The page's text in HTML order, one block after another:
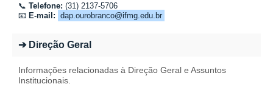
📞 Telefone: (31) 2137-5706
📧 E-mail: dap.ourobranco@ifmg.edu.br
➔ Direção Geral
Informações relacionadas à Direção Geral e Assuntos
Institucionais.